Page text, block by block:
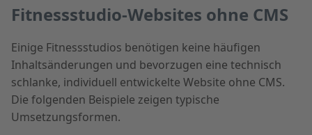
Fitnessstudio-Websites ohne CMS
Einige Fitnessstudios benötigen keine häufigen
Inhaltsänderungen und bevorzugen eine technisch
schlanke, individuell entwickelte Website ohne CMS.
Die folgenden Beispiele zeigen typische
Umsetzungsformen.